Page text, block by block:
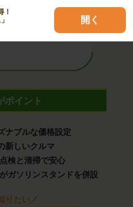
！
開く
年間200万人以上の
ている安心の実績が
ポイント
ナブルな価格設定
新しいクルマ
検と清掃で安心
ガソリンスタンドを併設
りたい／